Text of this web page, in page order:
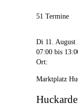
51 Termine
Di 11. August
07:00 bis
Ort:
Marktplatz